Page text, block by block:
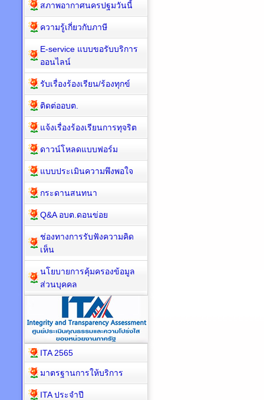
สภาพอากาศนครปฐมวันนี้
ความรู้เกี่ยวกับภาษี
E-service แบบขอรับบริการ
ออนไลน์
รับเรื่องร้องเรียน/ร้องทุกข์
ติดต่ออบต.
แจ้งเรื่องร้องเรียนการทุจริต
ดาวน์โหลดแบบฟอร์ม
แบบประเมินความพึงพอใจ
กระดานสนทนา
Q&A อบต.ดอนข่อย
ช่องทางการรับฟังความคิด
เห็น
นโยบายการคุ้มครองข้อมูล
ส่วนบุคคล
ITA 2565
มาตรฐานการให้บริการ
ITA ประจำปี